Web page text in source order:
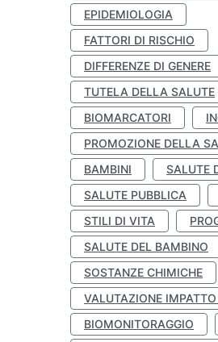
EPIDEMIOLOGIA
FATTORI DI RISCHIO
DIFFERENZE DI GENERE
TUTELA DELLA SALUTE
BIOMARCATORI
PROMOZIONE DELLA
BAMBINI
SALUTE
SALUTE PUBBLICA
STILI DI VITA
SALUTE DEL BAMBINO
SOSTANZE CHIMICHE
VALUTAZIONE
BIOMONITORAGGIO